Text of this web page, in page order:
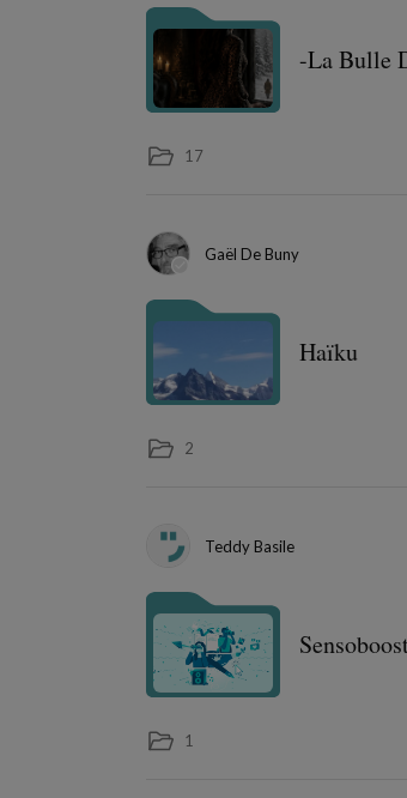
-La Bulle
17
Gaël De Buny
Haïku
2
Teddy Basile
1